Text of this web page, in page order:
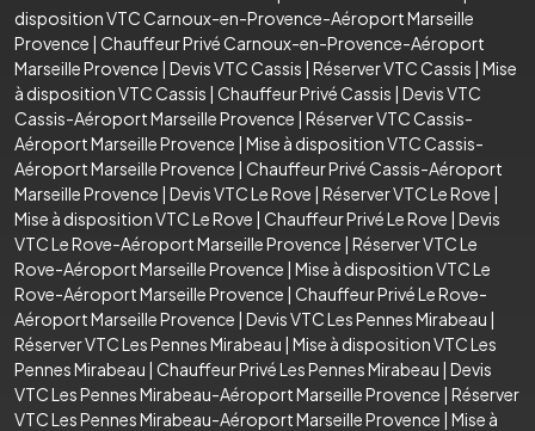
disposition VTC Carnoux-en-Provence-Aéroport Marseille
Provence | Chauffeur Privé Carnoux-en-Provence-Aéroport
Marseille Provence | Devis VTC Cassis | Réserver VTC Cassis | Mise
à disposition VTC Cassis | Chauffeur Privé Cassis | Devis VTC
Cassis-Aéroport Marseille Provence | Réserver VTC Cassis-
Aéroport Marseille Provence | Mise à disposition VTC Cassis-
Aéroport Marseille Provence | Chauffeur Privé Cassis-Aéroport
Marseille Provence | Devis VTC Le Rove | Réserver VTC Le Rove |
Mise à disposition VTC Le Rove | Chauffeur Privé Le Rove | Devis
VTC Le Rove-Aéroport Marseille Provence | Réserver VTC Le
Rove-Aéroport Marseille Provence | Mise à disposition VTC Le
Rove-Aéroport Marseille Provence | Chauffeur Privé Le Rove-
Aéroport Marseille Provence | Devis VTC Les Pennes Mirabeau |
Réserver VTC Les Pennes Mirabeau | Mise à disposition VTC Les
Pennes Mirabeau | Chauffeur Privé Les Pennes Mirabeau | Devis
VTC Les Pennes Mirabeau-Aéroport Marseille Provence | Réserver
VTC Les Pennes Mirabeau-Aéroport Marseille Provence | Mise à